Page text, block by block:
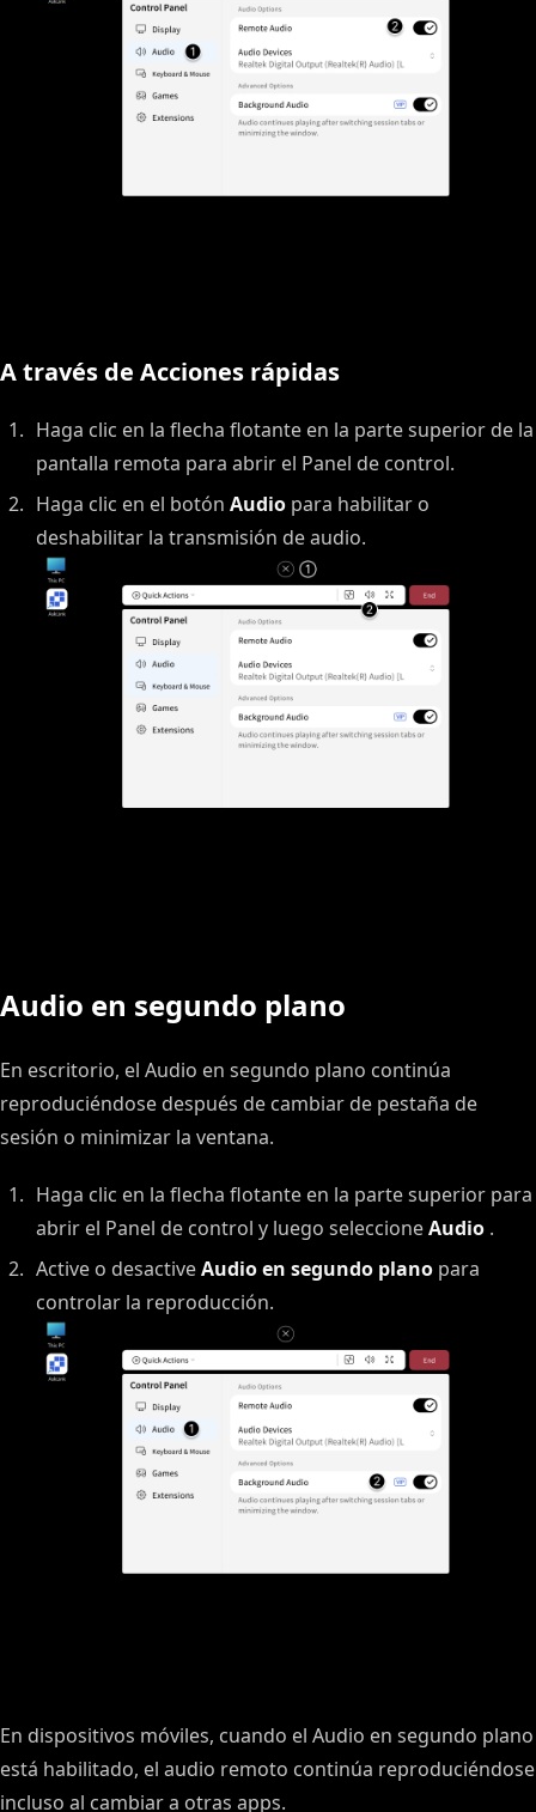
A través de Acciones rápidas
Haga clic en la flecha flotante en la parte superior de la
pantalla remota para abrir el Panel de control.
Haga clic en el botón Audio para habilitar o
deshabilitar la transmisión de audio.
Audio en segundo plano
En escritorio, el Audio en segundo plano continúa
reproduciéndose después de cambiar de pestaña de
sesión o minimizar la ventana.
Haga clic en la flecha flotante en la parte superior para
abrir el Panel de control y luego seleccioneAudio .
Active o desactiveAudio en segundo plano para
controlar la reproducción.
En dispositivos móviles, cuando el Audio en segundo plano
está habilitado, el audio remoto continúa reproduciéndose
incluso al cambiar a otras apps.